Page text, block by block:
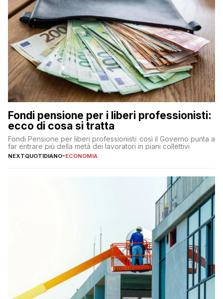
Fondi pensione per i liberi professionisti:
ecco di cosa si tratta
Fondi Pensione per liberi professionisti: così il Governo punta a
far entrare più della metà dei lavoratori in piani collettivi
NEXTQUOTIDIANO-ECONOMIA